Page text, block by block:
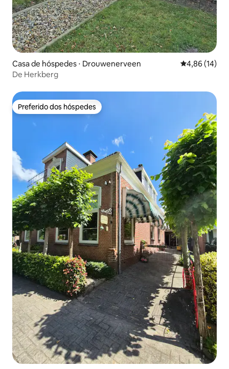
Casa de hóspedes ⋅ Drouwenerveen 4,86 de uma
4,86 (14)
De Herkberg
Preferido dos hóspedes
Preferido dos hóspedes